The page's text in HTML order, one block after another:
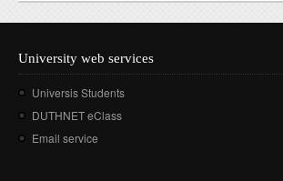
University web services
Universis Students
DUTHNET eClass
Email service